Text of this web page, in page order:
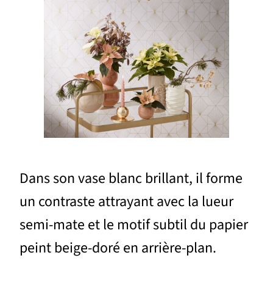
Dans son vase blanc brillant, il forme
un contraste attrayant avec la lueur
semi-mate et le motif subtil du papier
peint beige-doré en arrière-plan.